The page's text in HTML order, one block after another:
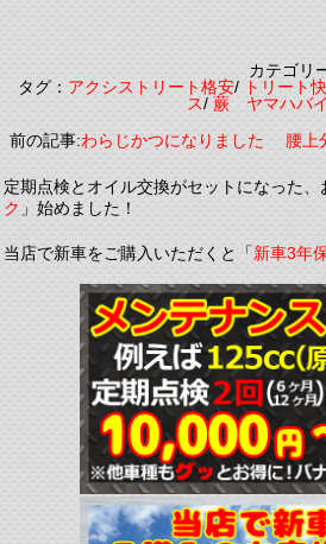
カテゴリ
タグ：アクシストリート格安/トリート
ス/蕨 ヤマハバ
前の記事:わらじかつになりました 腰上
定期点検とオイル交換がセットになった、
ク」始めました！
当店で新車をご購入いただくと「新車3年